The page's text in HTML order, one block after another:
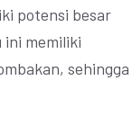
potensi besar
ini memiliki
sehingga